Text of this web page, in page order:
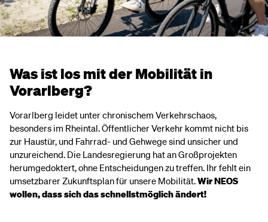
Was ist los mit der Mobilität in
Vorarlberg?
Vorarlberg leidet unter chronischem Verkehrschaos,
besonders im Rheintal. Öffentlicher Verkehr kommt nicht bis
zur Haustür, und Fahrrad- und Gehwege sind unsicher und
unzureichend. Die Landesregierung hat an Großprojekten
herumgedoktert, ohne Entscheidungen zu treffen. Ihr fehlt ein
umsetzbarer Zukunftsplan für unsere Mobilität.Wir NEOS
wollen, dass sich das schnellstmöglich ändert!